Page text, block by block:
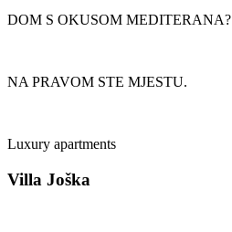
DOM S OKUSOM MEDITERANA?
NA PRAVOM STE MJESTU.
Luxury apartments
Villa Joška